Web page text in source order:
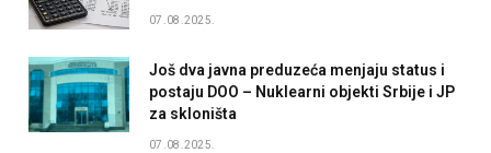
07.08.2025.
Još dva javna preduzeća menjaju status i
postaju DOO – Nuklearni objekti Srbije i JP
za skloništa
07.08.2025.